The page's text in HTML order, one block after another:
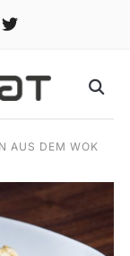
twitter
AUS DEM WOK